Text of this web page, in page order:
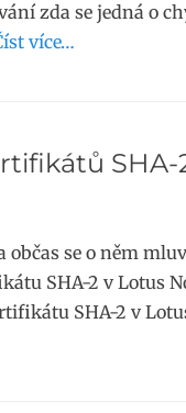
zda se jedná o
více…
SHA-
občas se o něm
SHA-2 v Lotus
SHA-2 v